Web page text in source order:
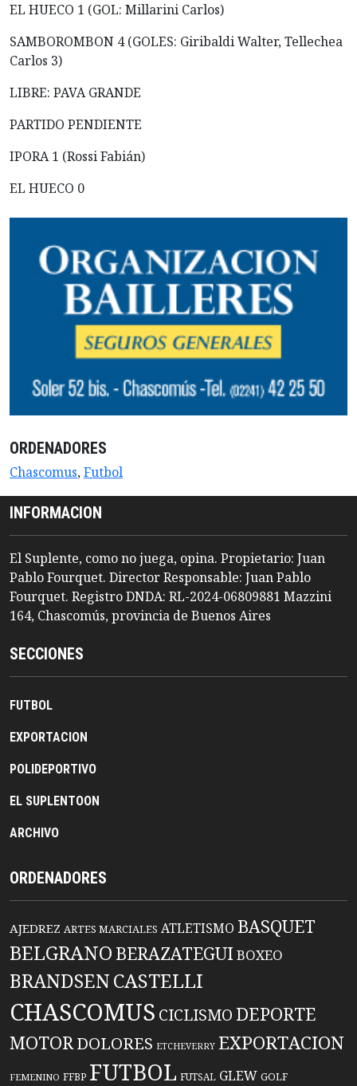
EL HUECO 1 (GOL: Millarini Carlos)
SAMBOROMBON 4 (GOLES: Giribaldi Walter, Tellechea
Carlos 3)
LIBRE: PAVA GRANDE
PARTIDO PENDIENTE
IPORA 1 (Rossi Fabián)
EL HUECO 0
ORDENADORES
Chascomus,Futbol
INFORMACION
El Suplente, como no juega, opina. Propietario: Juan
Pablo Fourquet. Director Responsable: Juan Pablo
Fourquet. Registro DNDA: RL-2024-06809881 Mazzini
164, Chascomús, provincia de Buenos Aires
SECCIONES
FUTBOL
EXPORTACION
POLIDEPORTIVO
EL SUPLENTOON
ARCHIVO
ORDENADORES
AJEDREZ ARTES MARCIALES ATLETISMO BASQUET
BELGRANO BERAZATEGUIBOXEO
BRANDSENCASTELLI
CHASCOMUS CICLISMO DEPORTE
MOTORDOLORES ETCHEVERRY EXPORTACION
FEMENINO FFBP FUTBOL FUTSAL GLEW GOLF